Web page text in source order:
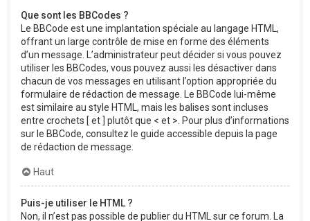
Que sont les BBCodes ?
Le BBCode est une implantation spéciale au langage HTML,
offrant un large contrôle de mise en forme des éléments
d’un message. L’administrateur peut décider si vous pouvez
utiliser les BBCodes, vous pouvez aussi les désactiver dans
chacun de vos messages en utilisant l’option appropriée du
formulaire de rédaction de message. Le BBCode lui-même
est similaire au style HTML, mais les balises sont incluses
entre crochets [ et ] plutôt que < et >. Pour plus d’informations
sur le BBCode, consultez le guide accessible depuis la page
de rédaction de message.
Haut
Puis-je utiliser le HTML ?
Non, il n’est pas possible de publier du HTML sur ce forum. La